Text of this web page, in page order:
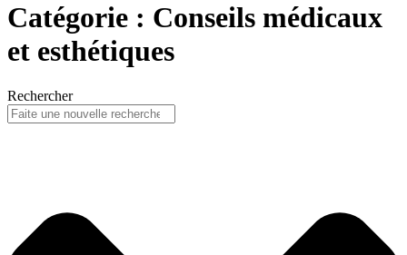
Catégorie : Conseils médicaux
et esthétiques
Rechercher